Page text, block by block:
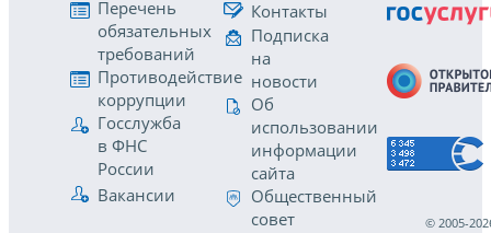
Перечень
обязательных
требований
Противодействие
коррупции
Госслужба
в ФНС
России
Вакансии
Контакты
Подписка
на
новости
Об
использовании
информации
сайта
Общественный
совет
© 2005-